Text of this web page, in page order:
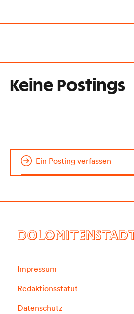
Keine Postings
Ein Posting verfassen
DOLOMITENSTADT
Impressum
Redaktionsstatut
Datenschutz